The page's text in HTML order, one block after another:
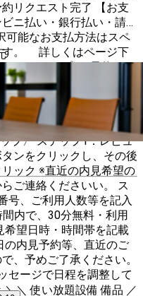
リクエスト完了 【お支
ニ払い・銀行払い・請求
可能なお支払方法はスペ
す。 詳しくはページ下
約リク
詳細メッセージ (入退室
ご予約
タベースのメッセージに
ンをクリックし、その後
ック ※直近の内見希望の
連絡くださいい。 ス
号、ご利用人数等を記入
間内で、30分無料・利用
希望日時・時間帯を記載
の内見予約等、直近のご
、予めご了承ください。
セージで日程を調整して